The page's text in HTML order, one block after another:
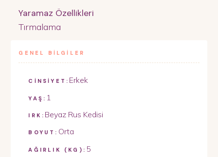
Yaramaz Özellikleri
Tırmalama
GENEL BİLGİLER
CİNSİYET: Erkek
YAŞ: 1
IRK: Beyaz Rus Kedisi
BOYUT: Orta
AĞIRLIK (KG): 5